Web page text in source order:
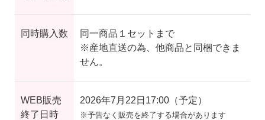
同時購入数
同一商品１セットまで
※産地直送の為、他商品と同梱できま
せん。
WEB販売
終了日時
2026年7月22日17:00（予定）
※予告なく販売を終了する場合があります